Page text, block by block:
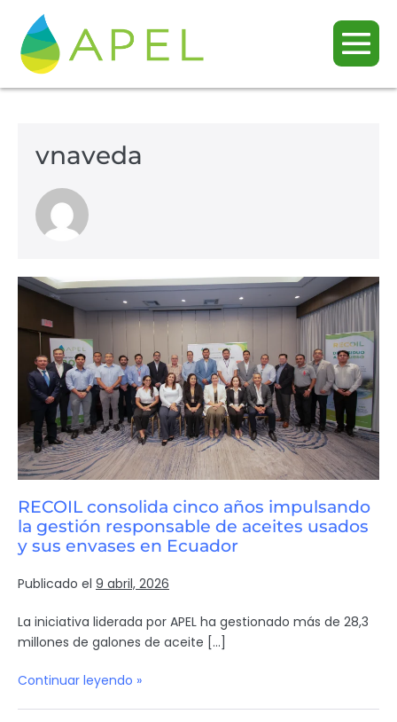
vnaveda
RECOIL consolida cinco años impulsando
la gestión responsable de aceites usados
y sus envases en Ecuador
Publicado el 9 abril, 2026
La iniciativa liderada por APEL ha gestionado más de 28,3
millones de galones de aceite […]
Continuar leyendo »